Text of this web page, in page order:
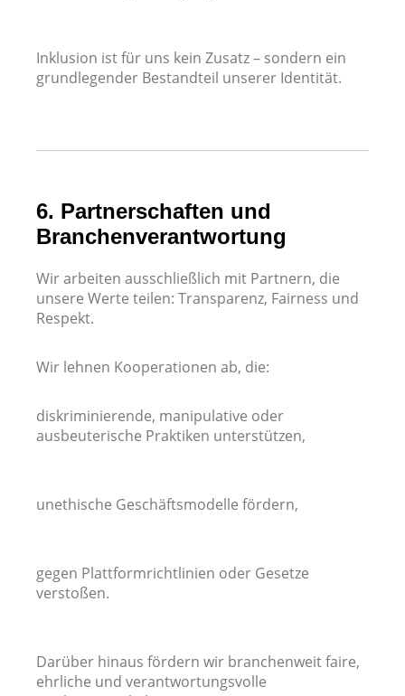
Inklusion ist für uns kein Zusatz – sondern ein
grundlegender Bestandteil unserer Identität.
6. Partnerschaften und
Branchenverantwortung
Wir arbeiten ausschließlich mit Partnern, die
unsere Werte teilen: Transparenz, Fairness und
Respekt.
Wir lehnen Kooperationen ab, die:
diskriminierende, manipulative oder
ausbeuterische Praktiken unterstützen,
unethische Geschäftsmodelle fördern,
gegen Plattformrichtlinien oder Gesetze
verstoßen.
Darüber hinaus fördern wir branchenweit faire,
ehrliche und verantwortungsvolle